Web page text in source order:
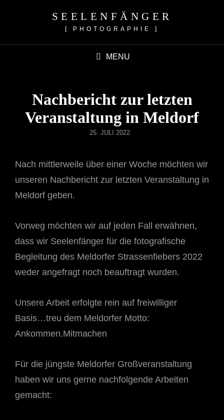
SEELENFÄNGER
[ PHOTOGRAPHIE ]
MENU
Nachbericht zur letzten
Veranstaltung in Meldorf
POSTED
25. JULI 2022
Nach mittlerweile über einer Woche möchten wir
unseren Nachbericht zur letzten Veranstaltung in
Meldorf geben.
Vorweg möchten wir auf jeden Fall erwähnen,
dass wir Seelenfänger für die fotografische
Begleitung des Meldorfer Strassenfiebers 2022
weder angefragt noch beauftragt wurden.
Unsere Arbeit erfolgte rein auf freiwilliger
Basis…treu dem Meldorfer Motto:
Ankommen.Mitmachen
Für die jüngste Meldorfer Großveranstaltung
haben wir uns gerne nachfolgende Arbeiten
gemacht: